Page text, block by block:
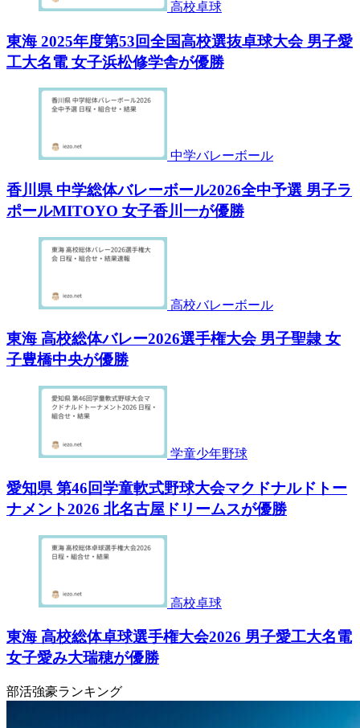
高校卓球
東海 2025年度第53回全国高校選抜卓球大会 男子愛
工大名電 女子浜松修学舎が優勝
中学バレーボール
香川県 中学総体バレーボール2026全中予選 男子ラ
ポールMITOYO 女子香川一が優勝
高校バレーボール
東海 高校総体バレー2026選手権大会 男子聖隷 女
子豊橋中央が優勝
学童少年野球
愛知県 第46回学童軟式野球大会マクドナルドトー
ナメント2026 北名古屋ドリームスが優勝
高校卓球
東海 高校総体卓球選手権大会2026 男子愛工大名電
女子愛み大瑞穂が優勝
部活強豪ランキング